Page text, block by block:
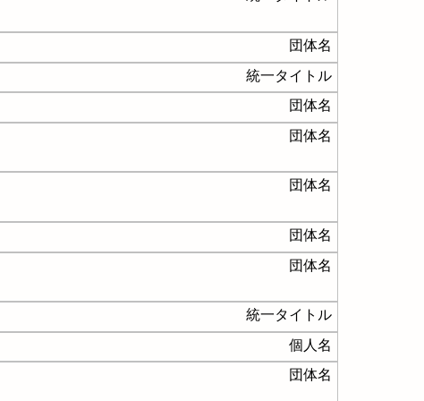
団体名
統一タイトル
団体名
団体名
団体名
団体名
団体名
統一タイトル
個人名
団体名